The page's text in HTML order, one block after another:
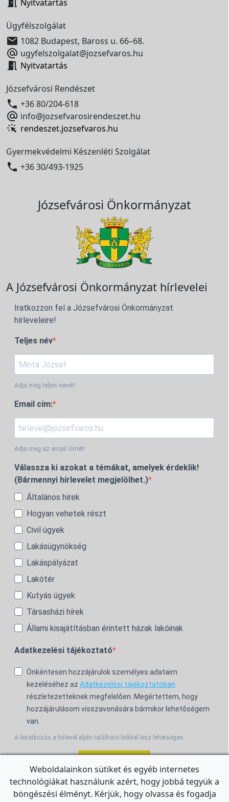
 Nyitvatartás
Ügyfélszolgálat
 1082 Budapest, Baross u. 66–68.
 ugyfelszolgalat@jozsefvaros.hu
 Nyitvatartás
Józsefvárosi Rendészet
 +36 80/204-618
 info@jozsefvarosirendeszet.hu
rendeszet.jozsefvaros.hu
Gyermekvédelmi Készenléti Szolgálat
 +36 30/493-1925
Józsefvárosi Önkormányzat
A Józsefvárosi Önkormányzat hírlevelei
Iratkozzon fel a Józsefvárosi Önkormányzat
hírleveleire!
Teljes név
Adja meg teljes nevét!
Email cím:
Adja meg az email címét!
Válassza ki azokat a témákat, amelyek érdeklik!
(Bármennyi hírlevelet megjelölhet.)
Általános hírek
Hogyan vehetek részt
Civil ügyek
Lakásügynökség
Lakáspályázat
Lakótér
Kutyás ügyek
Társasházi hírek
Állami kisajátításban érintett házak lakóinak
Adatkezelési tájékoztató
Önkéntesen hozzájárulok személyes adataim
kezeléséhez az Adatkezelési tájékoztatóban
részletezetteknek megfelelően. Megértettem, hogy
hozzájárulásom visszavonására bármikor lehetőségem
van.
A leiratkozás a hírlevél alján található linkkel lesz lehetséges.
For the English Newsletter, clickHERE.
Weboldalainkon sütiket és egyéb internetes
technológiákat használunk azért, hogy jobbá tegyük a
böngészési élményt. Kérjük, hogy olvassa és fogadja